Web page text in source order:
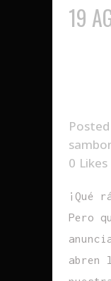
19
0 Likes
¡Qué
Pero
abren